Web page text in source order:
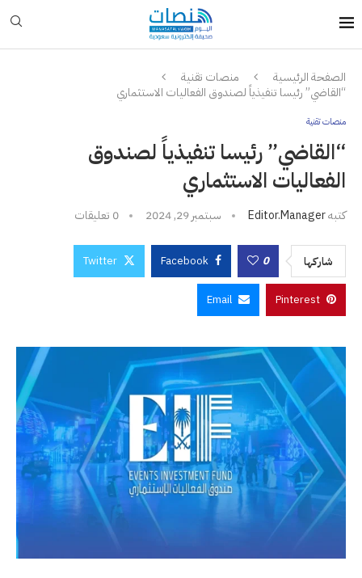
الصفحة الرئيسية
منصات تقنية
“القاضي” رئيسا تنفيذياً لصندوق الفعاليات الاستثماري
منصات تقنية
“القاضي” رئيسا تنفيذياً لصندوق
الفعاليات الاستثماري
كتبهEditor.manager سبتمبر 29, 2024 0 تعليقات
شاركها 0
Facebook
Twitter
Pinterest
Email